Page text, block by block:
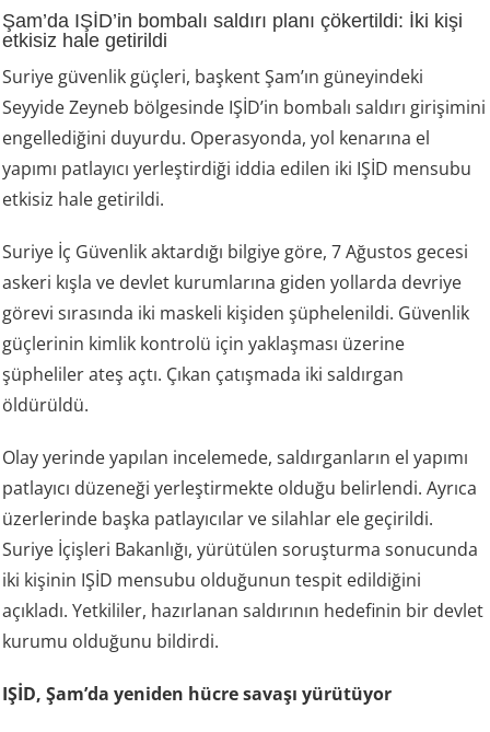
Şam’da IŞİD’in bombalı saldırı planı çökertildi: İki kişi
etkisiz hale getirildi
Suriye güvenlik güçleri, başkent Şam’ın güneyindeki
Seyyide Zeyneb bölgesinde IŞİD’in bombalı saldırı girişimini
engellediğini duyurdu. Operasyonda, yol kenarına el
yapımı patlayıcı yerleştirdiği iddia edilen iki IŞİD mensubu
etkisiz hale getirildi.
Suriye İç Güvenlik aktardığı bilgiye göre, 7 Ağustos gecesi
askeri kışla ve devlet kurumlarına giden yollarda devriye
görevi sırasında iki maskeli kişiden şüphelenildi. Güvenlik
güçlerinin kimlik kontrolü için yaklaşması üzerine
şüpheliler ateş açtı. Çıkan çatışmada iki saldırgan
öldürüldü.
Olay yerinde yapılan incelemede, saldırganların el yapımı
patlayıcı düzeneği yerleştirmekte olduğu belirlendi. Ayrıca
üzerlerinde başka patlayıcılar ve silahlar ele geçirildi.
Suriye İçişleri Bakanlığı, yürütülen soruşturma sonucunda
iki kişinin IŞİD mensubu olduğunun tespit edildiğini
açıkladı. Yetkililer, hazırlanan saldırının hedefinin bir devlet
kurumu olduğunu bildirdi.
IŞİD, Şam’da yeniden hücre savaşı yürütüyor